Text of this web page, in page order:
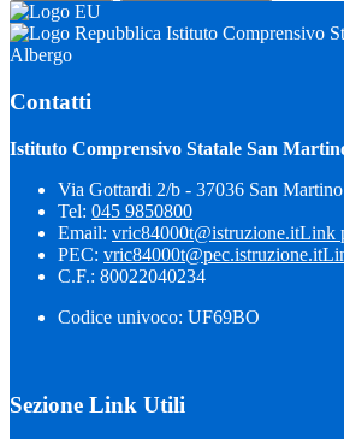
Istituto Comprensivo
Albergo
Contatti
Istituto Comprensivo Statale San
Via Gottardi 2/b - 37036 San
Tel: 045 9850800
Email: vric84000t@istruzione.itLink
PEC: vric84000t@pec.istruzione.it
C.F.: 80022040234
Codice univoco: UF69BO
Sezione Link Utili